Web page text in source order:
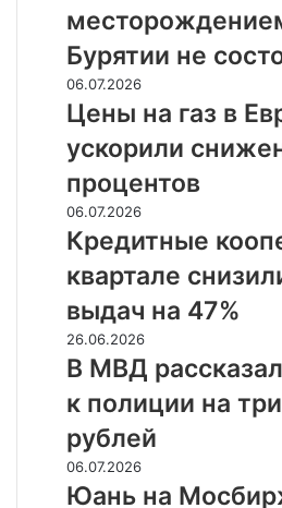
месторождением
золота
в
Бурятии
не
состоялся
Бурятии не
Цены
на
газ
в
Европе
ускорили
снижение
до
процентов
06.07.2026
Цены на газ в
ускорили
процентов
Кредитные
кооперативы
квартале
снизили
объем
выдач
47%
06.07.2026
Кредитные
квартале
выдач на 47%
В
МВД
рассказали
об
исках
к
полиции
на
26.06.2026
В МВД
к полиции на
рублей
Юань
на
06.07.2026
Юань на